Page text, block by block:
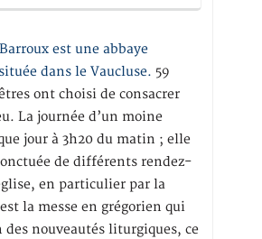
est une abbaye
dans le Vaucluse. 59
ont choisi de consacrer
La journée d’un moine
jour à 3h20 du matin ; elle
de différents rendez-
en particulier par la
la messe en grégorien qui
nouveautés liturgiques, ce